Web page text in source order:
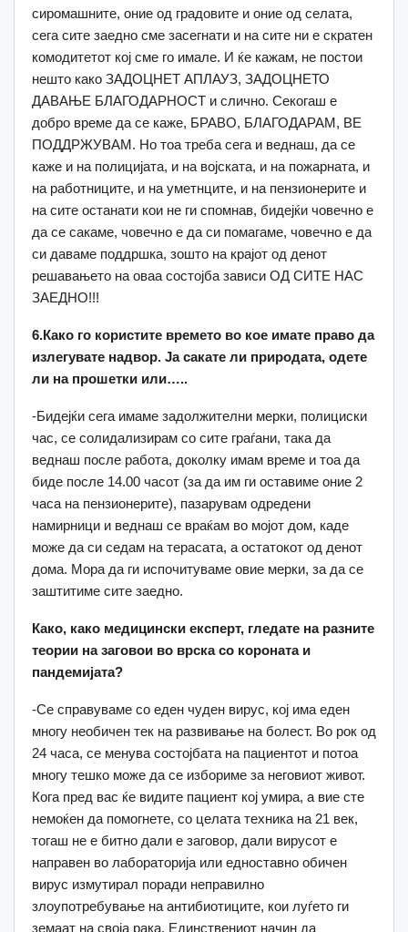
сиромашните, оние од градовите и оние од селата,
сега сите заедно сме засегнати и на сите ни е скратен
комодитетот кој сме го имале. И ќе кажам, не постои
нешто како ЗАДОЦНЕТ АПЛАУЗ, ЗАДОЦНЕТО
ДАВАЊЕ БЛАГОДАРНОСТ и слично. Секогаш е
добро време да се каже, БРАВО, БЛАГОДАРАМ, ВЕ
ПОДДРЖУВАМ. Но тоа треба сега и веднаш, да се
каже и на полицијата, и на војската, и на пожарната, и
на работниците, и на уметнците, и на пензионерите и
на сите останати кои не ги спомнав, бидејќи човечно е
да се сакаме, човечно е да си помагаме, човечно е да
си даваме поддршка, зошто на крајот од денот
решавањето на оваа состојба зависи ОД СИТЕ НАС
ЗАЕДНО!!!
6.Како го користите времето во кое имате право да
излегувате надвор. Ја сакате ли природата, одете
ли на прошетки или…..
-Бидејќи сега имаме задолжителни мерки, полициски
час, се солидализирам со сите граѓани, така да
веднаш после работа, доколку имам време и тоа да
биде после 14.00 часот (за да им ги оставиме оние 2
часа на пензионерите), пазарувам одредени
намирници и веднаш се враќам во мојот дом, каде
може да си седам на терасата, а остатокот од денот
дома. Мора да ги испочитуваме овие мерки, за да се
заштитиме сите заедно.
Како, како медицински експерт, гледате на разните
теории на заговои во врска со короната и
пандемијата?
-Се справуваме со еден чуден вирус, кој има еден
многу необичен тек на развивање на болест. Во рок од
24 часа, се менува состојбата на пациентот и потоа
многу тешко може да се избориме за неговиот живот.
Кога пред вас ќе видите пациент кој умира, а вие сте
немоќен да помогнете, со целата техника на 21 век,
тогаш не е битно дали е заговор, дали вирусот е
направен во лабораторија или едноставно обичен
вирус измутирал поради неправилно
злоупотребување на антибиотиците, кои луѓето ги
земаат на своја рака. Единствениот начин да